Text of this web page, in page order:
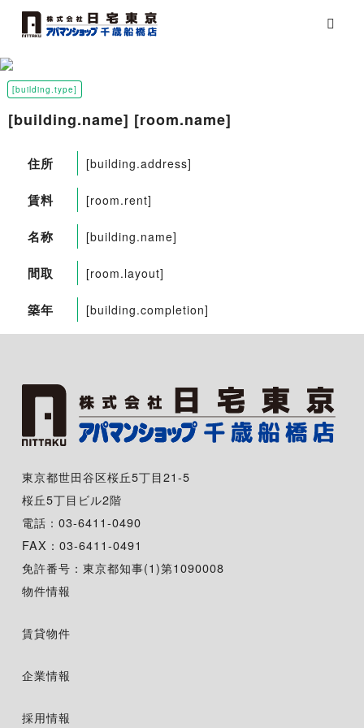
[building.type]
[building.name] [room.name]
住所 [building.address]
賃料 [room.rent]
名称 [building.name]
間取 [room.layout]
築年 [building.completion]
東京都世田谷区桜丘5丁目21-5
桜丘5丁目ビル2階
電話：03-6411-0490
FAX：03-6411-0491
免許番号：東京都知事(1)第1090008
物件情報
賃貸物件
企業情報
採用情報